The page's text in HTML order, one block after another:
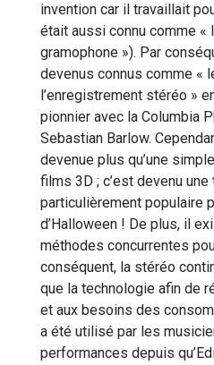
invention car il travaillait
était aussi connu comme
gramophone »). Par
devenus connus comme «
l’enregistrement stéréo »
pionnier avec la Columbia
Sebastian Barlow.
devenue plus qu’une
films 3D ; c’est devenu
particulièrement populaire
d’Halloween ! De plus, il
méthodes concurrentes
conséquent, la stéréo
que la technologie afin de
et aux besoins des
a été utilisé par les
performances depuis